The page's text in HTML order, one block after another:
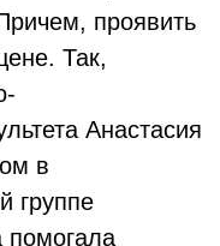
проявить
Так,
Анастасия
в
группе
помогала